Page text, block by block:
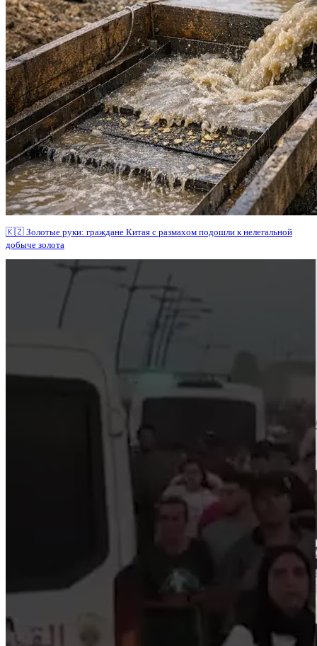
🇰🇿 Золотые руки: граждане Китая с размахом подошли к нелегальной
добыче золота